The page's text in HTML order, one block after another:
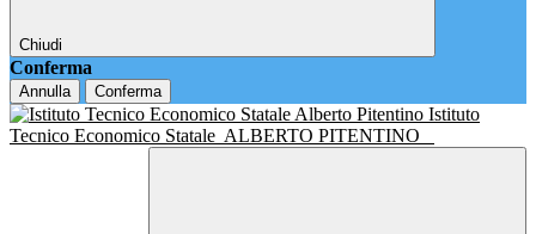
Chiudi
Conferma
Annulla Conferma
Istituto
Tecnico Economico Statale ALBERTO PITENTINO